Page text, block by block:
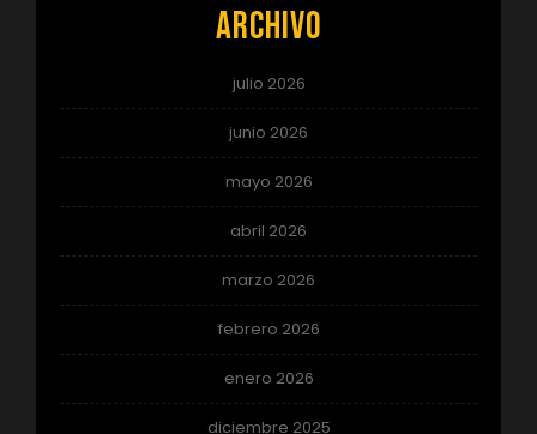
Archivo
julio 2026
junio 2026
mayo 2026
abril 2026
marzo 2026
febrero 2026
enero 2026
diciembre 2025